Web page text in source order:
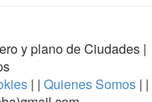
y plano de Ciudades|
| | Quienes Somos | |